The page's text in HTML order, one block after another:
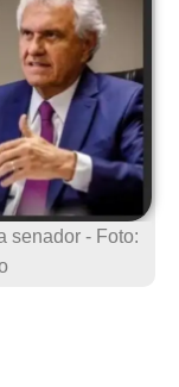
senador - Foto: